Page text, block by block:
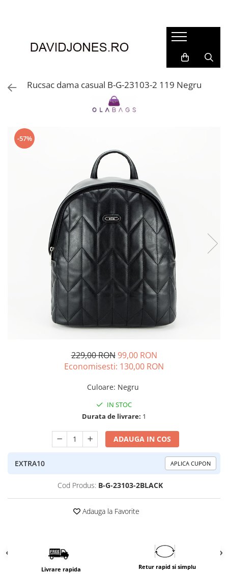
Accesorii
Genti din piele
Camasi si topuri
Incaltaminte
Rucsac dama casual B-G-23103-2 119 Negru
-57%
229,00 RON 99,00 RON
Economisesti: 130,00 RON
Culoare: Negru
IN STOC
Durata de livrare: 1
ADAUGA IN COS
EXTRA10 APLICA CUPON
Cod Produs: B-G-23103-2BLACK
Adauga la Favorite
Livrare rapida Retur rapid si simplu